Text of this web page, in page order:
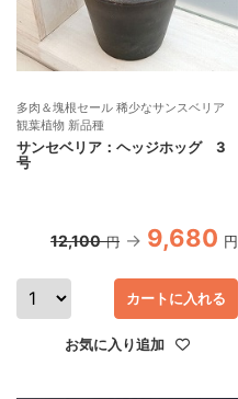
多肉＆塊根セール 稀少なサンスベリア
観葉植物 新品種
サンセベリア：ヘッジホッグ 3
号
12,100 円 9,680 円
お気に入り追加
カートに入れる